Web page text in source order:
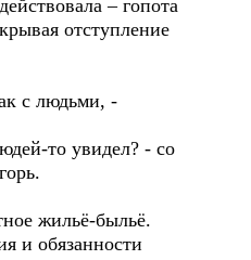
– гопота
отступление
с людьми, -
то увидел? - со
жильё-быльё.
и обязанности